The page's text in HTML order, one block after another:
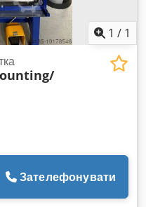
1 / 1
Зателефонувати